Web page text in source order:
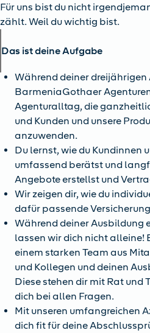
Für uns bist du nicht
zählt. Weil du wichtig bist.
Das ist deine Aufgabe
Während deiner
BarmeniaGothaer
Agenturalltag, die
und Kunden und unsere
anzuwenden.
Du lernst, wie du Kundinnen
umfassend berätst und
Angebote erstellst und
Wir zeigen dir, wie du
dafür passende
Während deiner Ausbildung
lassen wir dich nicht alleine!
einem starken Team aus
und Kollegen und deinen
Diese stehen dir mit Rat und
dich bei allen Fragen.
Mit unseren umfangreichen
dich fit für deine